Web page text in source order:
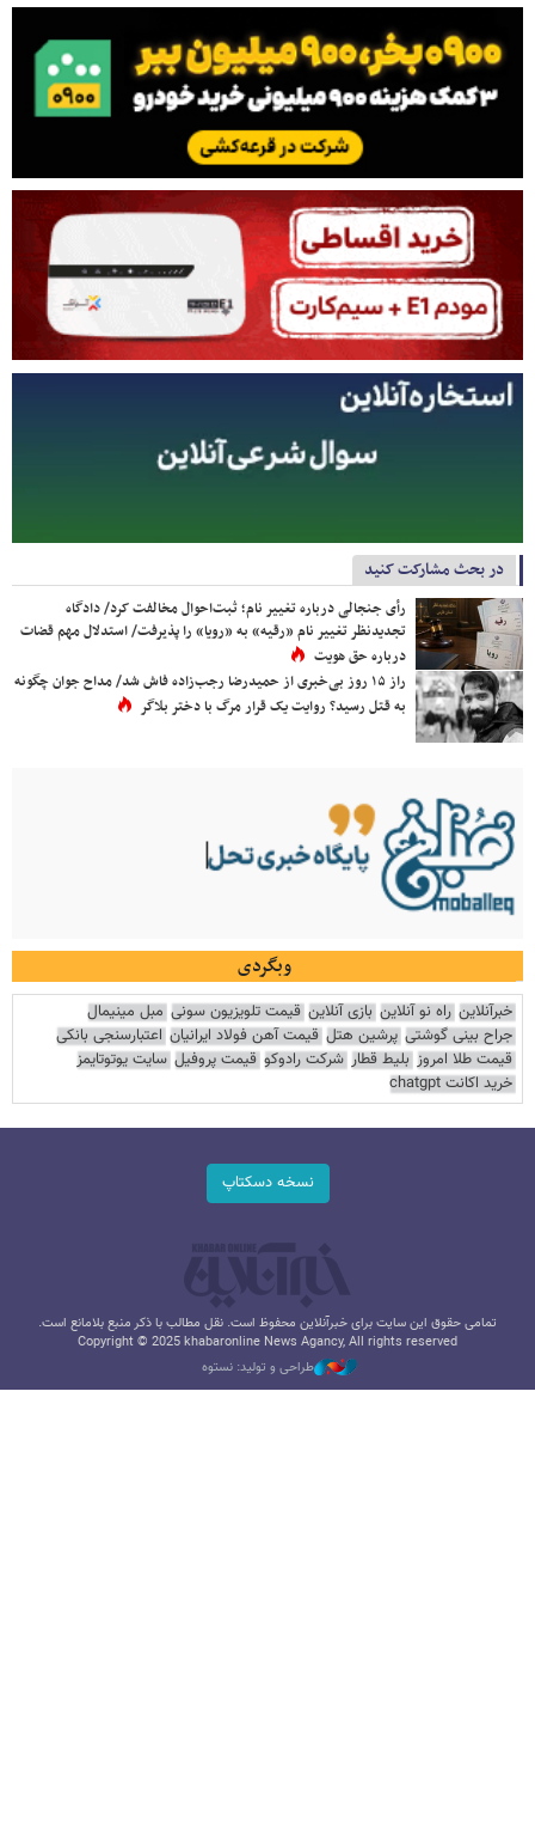
در بحث مشارکت کنید
رأی جنجالی درباره تغییر نام؛ ثبت‌احوال مخالفت کرد/ دادگاه
تجدیدنظر تغییر نام «رقیه» به «رویا» را پذیرفت/ استدلال مهم قضات
درباره حق هویت
راز ۱۵ روز بی‌خبری از حمیدرضا رجب‌زاده فاش شد/ مداح جوان چگونه
به قتل رسید؟ روایت یک قرار مرگ با دختر بلاگر
وبگردی
خبرآنلاین راه نو آنلاین بازی آنلاین قیمت تلویزیون سونی مبل مینیمال
جراح بینی گوشتی پرشین هتل قیمت آهن فولاد ایرانیان اعتبارسنجی بانکی
قیمت طلا امروز بلیط قطار شرکت رادوکو قیمت پروفیل سایت یوتوتایمز
خرید اکانت chatgpt
نسخه دسکتاپ
تمامی حقوق این سایت برای خبرآنلاین محفوظ است. نقل مطالب با ذکر منبع بلامانع است.
Copyright © 2025 khabaronline News Agancy, All rights reserved
طراحی و تولید: نستوه